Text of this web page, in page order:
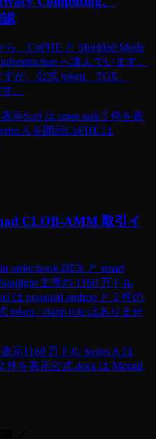
Computing、
、CoFHE と Shielded Mode
へ進んでいます。
すが、公式 token、TGE、
す。
示Surf は open task 5 件を表
A を開示CoFHE は
CLOB-AMM 取引イ
order book DEX と smart
主導の 1160 万ドル
は potential airdrop と 2 件の
token / claim rule はありませ
示1160 万ドル Series A は
件を表示公式 docs は Monad